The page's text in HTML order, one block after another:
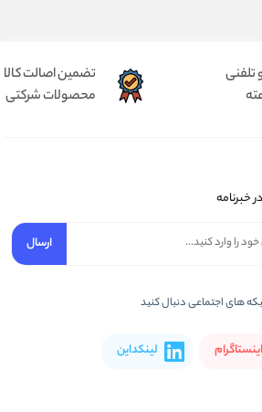
تلفنی
تضمین اصالت کالا
محصولات شرکتی
خبرنامه
ارسال
های اجتماعی دنبال کنید
اینستاگرام لینکداین